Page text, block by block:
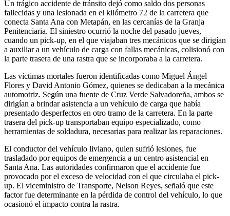
Un trágico accidente de tránsito dejó como saldo dos personas
fallecidas y una lesionada en el kilómetro 72 de la carretera que
conecta Santa Ana con Metapán, en las cercanías de la Granja
Penitenciaria. El siniestro ocurrió la noche del pasado jueves,
cuando un pick-up, en el que viajaban tres mecánicos que se dirigían
a auxiliar a un vehículo de carga con fallas mecánicas, colisionó con
la parte trasera de una rastra que se incorporaba a la carretera.
Las víctimas mortales fueron identificadas como Miguel Ángel
Flores y David Antonio Gómez, quienes se dedicaban a la mecánica
automotriz. Según una fuente de Cruz Verde Salvadoreña, ambos se
dirigían a brindar asistencia a un vehículo de carga que había
presentado desperfectos en otro tramo de la carretera. En la parte
trasera del pick-up transportaban equipo especializado, como
herramientas de soldadura, necesarias para realizar las reparaciones.
El conductor del vehículo liviano, quien sufrió lesiones, fue
trasladado por equipos de emergencia a un centro asistencial en
Santa Ana. Las autoridades confirmaron que el accidente fue
provocado por el exceso de velocidad con el que circulaba el pick-
up. El viceministro de Transporte, Nelson Reyes, señaló que este
factor fue determinante en la pérdida de control del vehículo, lo que
ocasionó el impacto contra la rastra.